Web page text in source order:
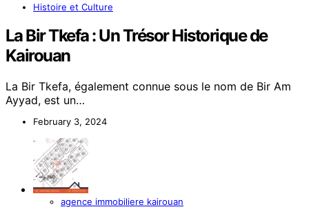
Histoire et Culture
La Bir Tkefa : Un Trésor Historique de
Kairouan
La Bir Tkefa, également connue sous le nom de Bir Am
Ayyad, est un…
February 3, 2024
agence immobiliere kairouan